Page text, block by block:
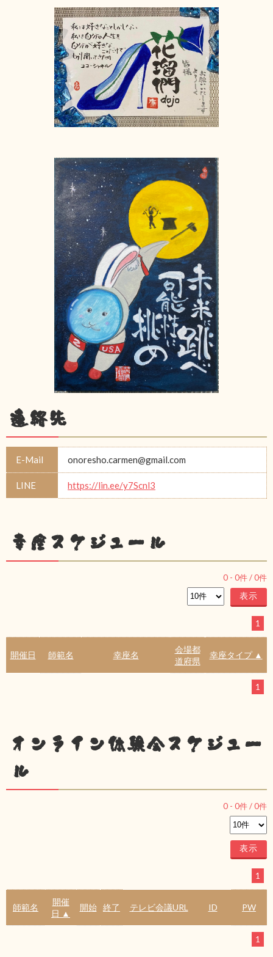
連絡先
E-Mail onoresho.carmen@gmail.com
LINE https://lin.ee/y7Scnl3
幸座スケジュール
0 - 0件 /0件
1
開催日 師範名 幸座名
会場都
道府県
幸座タイプ ▲
1
オンライン体験会スケジュー
ル
0 - 0件 /0件
1
師範名
開催
日 ▲
開始 終了 テレビ会議URL ID PW
1